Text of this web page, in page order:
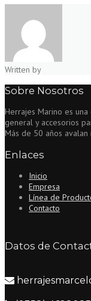
Written by
Sobre Nosotros
Herrajes Marino es
general y accesorios
Más de 50 años
Enlaces
Inicio
Empresa
Línea de
Contacto
Datos de